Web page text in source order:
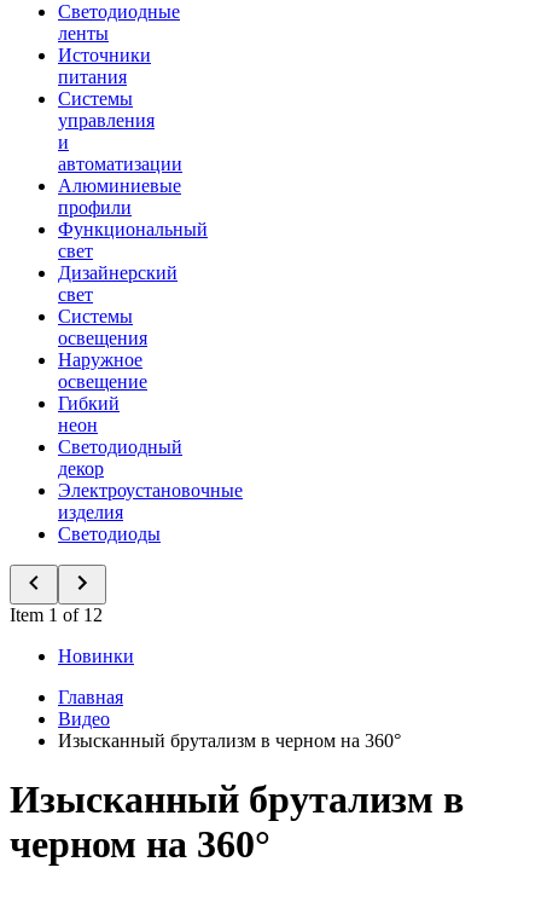
Светодиодные
ленты
Источники
питания
Системы
управления
и
автоматизации
Алюминиевые
профили
Функциональный
свет
Дизайнерский
свет
Системы
освещения
Наружное
освещение
Гибкий
неон
Светодиодный
декор
Электроустановочные
изделия
Светодиоды
Item 1 of 12
Новинки
Главная
Видео
Изысканный брутализм в черном на 360°
Изысканный брутализм в
черном на 360°